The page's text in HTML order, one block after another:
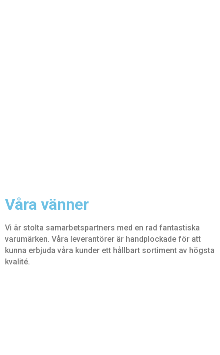
Våra vänner
Vi är stolta samarbetspartners med en rad fantastiska
varumärken. Våra leverantörer är handplockade för att
kunna erbjuda våra kunder ett hållbart sortiment av högsta
kvalité.